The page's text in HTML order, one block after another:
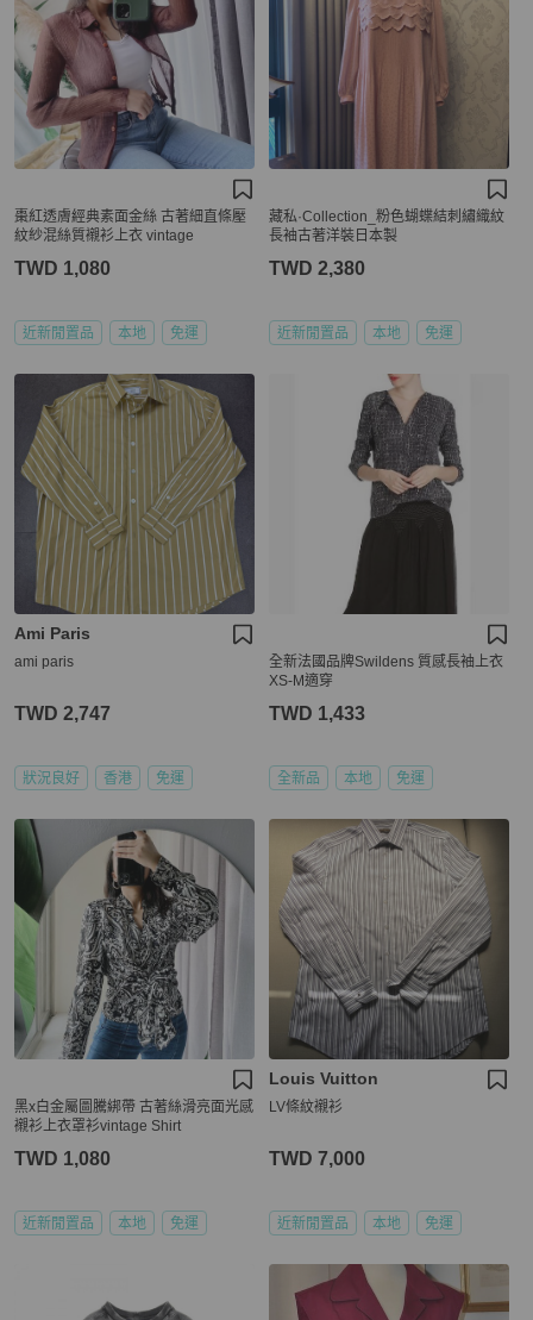
棗紅透膚經典素面金絲 古著細直條壓
紋紗混絲質襯衫上衣 vintage
TWD 1,080
近新閒置品 本地 免運
藏私·Collection_粉色蝴蝶結刺繡織紋
長袖古著洋裝日本製
TWD 2,380
近新閒置品 本地 免運
Ami Paris
ami paris
TWD 2,747
狀況良好 香港 免運
全新法國品牌Swildens 質感長袖上衣
XS-M適穿
TWD 1,433
全新品 本地 免運
黑x白金屬圖騰綁帶 古著絲滑亮面光感
襯衫上衣罩衫vintage Shirt
TWD 1,080
近新閒置品 本地 免運
Louis Vuitton
LV條紋襯衫
TWD 7,000
近新閒置品 本地 免運